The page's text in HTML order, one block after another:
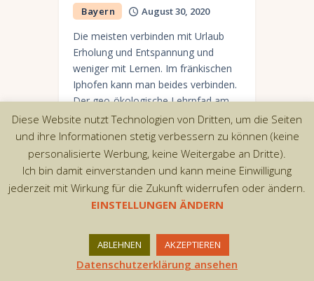
Bayern August 30, 2020
Die meisten verbinden mit Urlaub
Erholung und Entspannung und
weniger mit Lernen. Im fränkischen
Iphofen kann man beides verbinden.
Der geo-ökologische Lehrpfad am
Schwanberg lädt nicht nur zu einer
herrlichen…
Copyright © 2026 by AxiomThemes. All rights
Diese Website nutzt Technologien von Dritten, um die Seiten
und ihre Informationen stetig verbessern zu können (keine
personalisierte Werbung, keine Weitergabe an Dritte).
Ich bin damit einverstanden und kann meine Einwilligung
jederzeit mit Wirkung für die Zukunft widerrufen oder ändern.
EINSTELLUNGEN ÄNDERN
ABLEHNEN AKZEPTIEREN
Datenschutzerklärung ansehen